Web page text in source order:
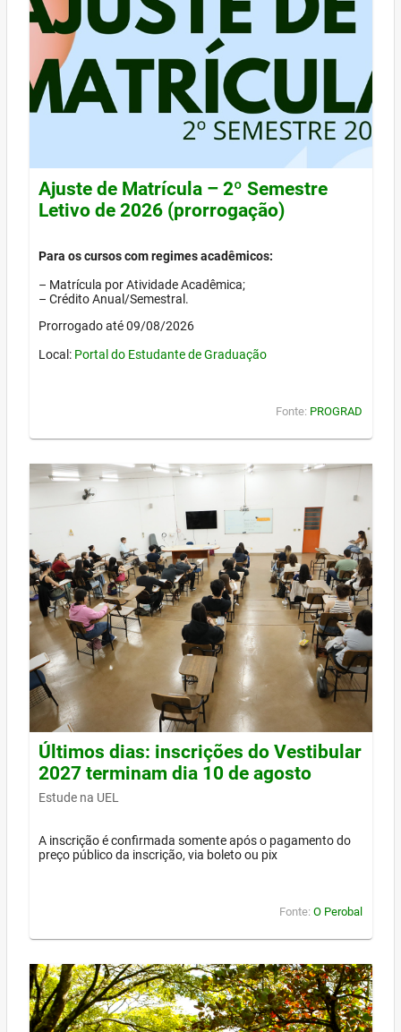
Ajuste de Matrícula – 2º Semestre
Letivo de 2026 (prorrogação)
Para os cursos com regimes acadêmicos:
– Matrícula por Atividade Acadêmica;
– Crédito Anual/Semestral.
Prorrogado até 09/08/2026
Local: Portal do Estudante de Graduação
Fonte: PROGRAD
Últimos dias: inscrições do Vestibular
2027 terminam dia 10 de agosto
Estude na UEL
A inscrição é confirmada somente após o pagamento do
preço público da inscrição, via boleto ou pix
Fonte: O Perobal